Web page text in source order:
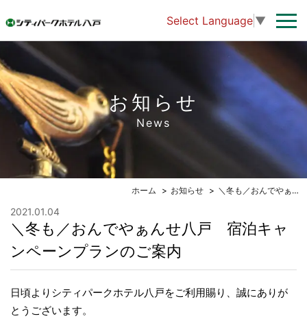
Select Language ▼
お知らせ
News
ホーム お知らせ ＼冬も／おんでやぁんせ八戸 宿泊キャンペーンプランのご案内
2021.01.04
＼冬も／おんでやぁんせ八戸 宿泊キャ
ンペーンプランのご案内
日頃よりシティパークホテル八戸をご利用賜り、誠にありが
とうございます。